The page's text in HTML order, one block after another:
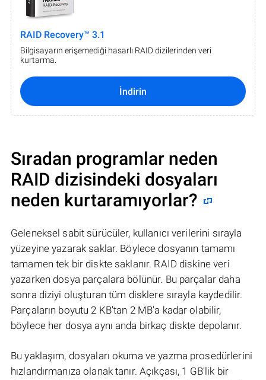
RAID Recovery™ 3.1
Bilgisayarın erişemediği hasarlı RAID dizilerinden veri
kurtarma.
İndirin
Sıradan programlar neden
RAID dizisindeki dosyaları
neden kurtaramıyorlar?
Geleneksel sabit sürücüler, kullanıcı verilerini sırayla
yüzeyine yazarak saklar. Böylece dosyanın tamamı
tamamen tek bir diskte saklanır. RAID diskine veri
yazarken dosya parçalara bölünür. Bu parçalar daha
sonra diziyi oluşturan tüm disklere sırayla kaydedilir.
Parçaların boyutu 2 KB'tan 2 MB'a kadar olabilir,
böylece her dosya aynı anda birkaç diskte depolanır.
Bu yaklaşım, dosyaları okuma ve yazma prosedürlerini
hızlandırmanıza olanak tanır. Açıkçası, 1 GB'lik bir